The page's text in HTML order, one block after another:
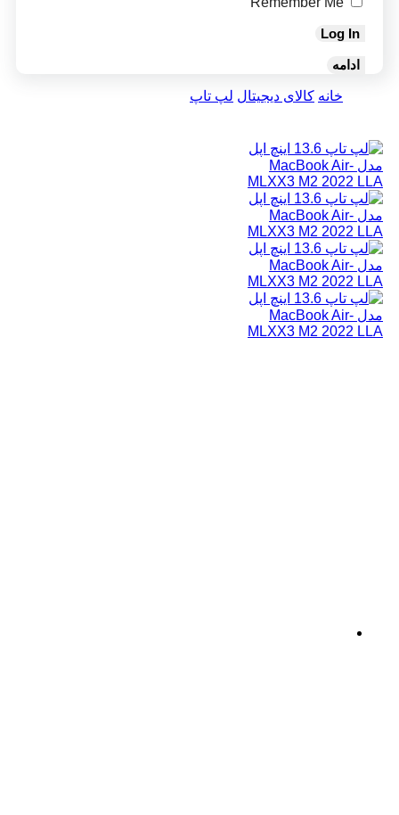
Log In
ادامه
خانه کالای دیجیتال لپ تاپ